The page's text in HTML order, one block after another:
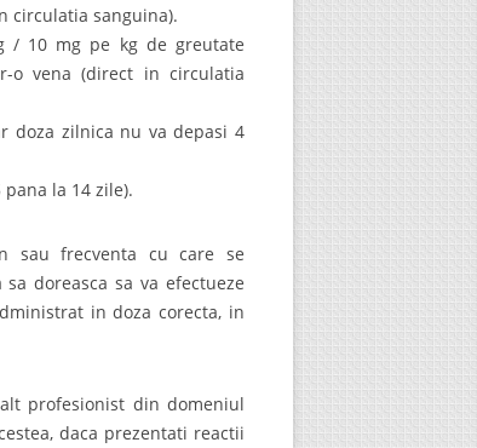
circulatia sanguina).
/ 10 mg pe kg de greutate
o vena (direct in circulatia
doza zilnica nu va depasi 4
la 14 zile).
sau frecventa cu care se
doreasca sa va efectueze
in doza corecta, in
profesionist din domeniul
daca prezentati reactii